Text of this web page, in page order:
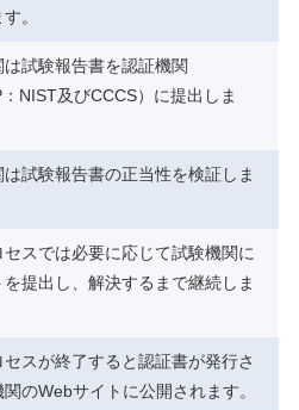
。
試験報告書を認証機関
：NIST及びCCCS）に提出しま
試験報告書の正当性を検証しま
スでは必要に応じて試験機関に
を提出し、解決するまで継続しま
スが終了すると認証書が発行さ
のWebサイトに公開されます。